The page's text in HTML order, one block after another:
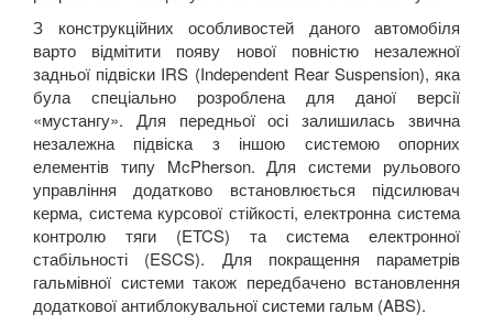
З конструкційних особливостей даного автомобіля
варто відмітити появу нової повністю незалежної
задньої підвіски IRS (Independent Rear Suspension), яка
була спеціально розроблена для даної версії
«мустангу». Для передньої осі залишилась звична
незалежна підвіска з іншою системою опорних
елементів типу McPherson. Для системи рульового
управління додатково встановлюється підсилювач
керма, система курсової стійкості, електронна система
контролю тяги (ETCS) та система електронної
стабільності (ESCS). Для покращення параметрів
гальмівної системи також передбачено встановлення
додаткової антиблокувальної системи гальм (ABS).